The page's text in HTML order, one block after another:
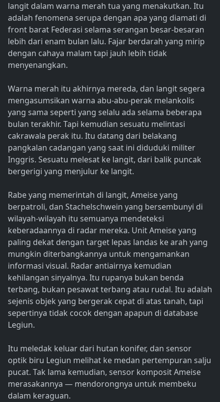
langit dalam warna merah tua yang menakutkan. Itu
adalah fenomena serupa dengan apa yang diamati di
front barat Federasi selama serangan besar-besaran
lebih dari enam bulan lalu. Fajar berdarah yang mirip
dengan cahaya malam tapi jauh lebih tidak
menyenangkan.
Warna merah itu akhirnya mereda, dan langit segera
mengasumsikan warna abu-abu-perak melankolis
yang sama seperti yang selalu ada selama beberapa
bulan terakhir. Tapi kemudian sesuatu melintasi
cakrawala perak itu. Itu datang dari belakang
pangkalan cadangan yang saat ini diduduki militer
Inggris. Sesuatu melesat ke langit, dari balik puncak
bergerigi yang menjulur ke langit.
Rabe yang memerintah di langit, Ameise yang
berpatroli, dan Stachelschwein yang bersembunyi di
wilayah-wilayah itu semuanya mendeteksi
keberadaannya di radar mereka. Unit Ameise yang
paling dekat dengan target lepas landas ke arah yang
mungkin diterbangkannya untuk mengamankan
informasi visual. Radar antiairnya kemudian
kehilangan sinyalnya. Itu rupanya bukan benda
terbang, bukan pesawat terbang atau rudal. Itu adalah
sejenis objek yang bergerak cepat di atas tanah, tapi
sepertinya tidak cocok dengan apapun di database
Legiun.
Itu meledak keluar dari hutan konifer, dan sensor
optik biru Legiun melihat ke medan pertempuran salju
pucat. Tak lama kemudian, sensor komposit Ameise
merasakannya — mendorongnya untuk membeku
dalam keraguan.